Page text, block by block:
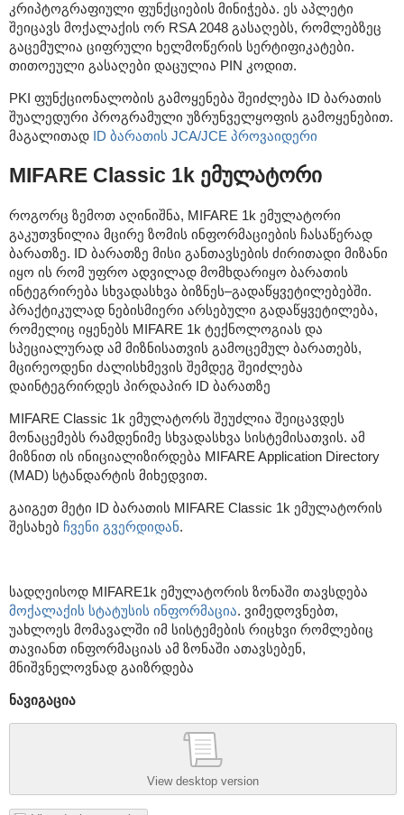
კრიპტოგრაფიული ფუნქციების მინიჭება. ეს აპლეტი
შეიცავს მოქალაქის ორ RSA 2048 გასაღებს, რომლებზეც
გაცემულია ციფრული ხელმოწერის სერტიფიკატები.
თითოეული გასაღები დაცულია PIN კოდით.
PKI ფუნქციონალობის გამოყენება შეიძლება ID ბარათის
შუალედური პროგრამული უზრუნველყოფის გამოყენებით.
მაგალითად ID ბარათის JCA/JCE პროვაიდერი
MIFARE Classic 1k ემულატორი
როგორც ზემოთ აღინიშნა, MIFARE 1k ემულატორი
გაკუთვნილია მცირე ზომის ინფორმაციების ჩასაწერად
ბარათზე. ID ბარათზე მისი განთავსების ძირითადი მიზანი
იყო ის რომ უფრო ადვილად მომხდარიყო ბარათის
ინტეგრირება სხვადასხვა ბიზნეს–გადაწყვეტილებებში.
პრაქტიკულად ნებისმიერი არსებული გადაწყვეტილება,
რომელიც იყენებს MIFARE 1k ტექნოლოგიას და
სპეციალურად ამ მიზნისათვის გამოცემულ ბარათებს,
მცირეოდენი ძალისხმევის შემდეგ შეიძლება
დაინტეგრირდეს პირდაპირ ID ბარათზე
MIFARE Classic 1k ემულატორს შეუძლია შეიცავდეს
მონაცემებს რამდენიმე სხვადასხვა სისტემისათვის. ამ
მიზნით ის ინიციალიზირდება MIFARE Application Directory
(MAD) სტანდარტის მიხედვით.
გაიგეთ მეტი ID ბარათის MIFARE Classic 1k ემულატორის
შესახებ ჩვენი გვერდიდან.
სადღეისოდ MIFARE1k ემულატორის ზონაში თავსდება
მოქალაქის სტატუსის ინფორმაცია. ვიმედოვნებთ,
უახლოეს მომავალში იმ სისტემების რიცხვი რომლებიც
თავიანთ ინფორმაციას ამ ზონაში ათავსებენ,
მნიშვნელოვნად გაიზრდება
ნავიგაცია
View desktop version